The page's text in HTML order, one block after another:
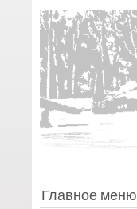
Главное меню